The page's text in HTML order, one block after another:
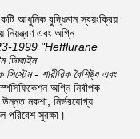
আধুনিক বুদ্ধিমান স্বয়ংক্রিয়
নিয়ন্ত্রণ এবং অগ্নি
1999 "Hefflurane
ডিজাইন
- শারীরিক বৈশিষ্ট্য এবং
অগ্নি নির্বাপক
উন্নত নকশা, নির্ভরযোগ্য
পরিবেশ সুরক্ষা।